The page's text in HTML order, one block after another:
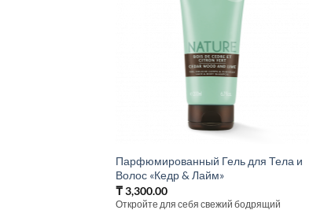
Парфюмированный Гель для Тела и
Волос «Кедр & Лайм»
₸3,300.00
Откройте для себя свежий бодрящий